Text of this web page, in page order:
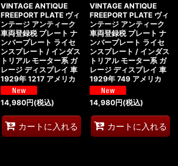
VINTAGE ANTIQUE
FREEPORT PLATE ヴィ
ンテージ アンティーク
車両登録税 プレート ナ
ンバープレート ライセ
ンスプレート / インダス
トリアル モーター系 ガ
レージ ディスプレイ 車
1929年 1217 アメリカ
14,980円(税込)
カートに入れる
VINTAGE ANTIQUE
FREEPORT PLATE ヴィ
ンテージ アンティーク
車両登録税 プレート ナ
ンバープレート ライセ
ンスプレート / インダス
トリアル モーター系 ガ
レージ ディスプレイ 車
1929年 749 アメリカ
14,980円(税込)
カートに入れる